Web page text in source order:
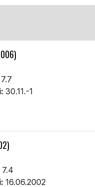
7.7
30.11.-1
7.4
16.06.2002